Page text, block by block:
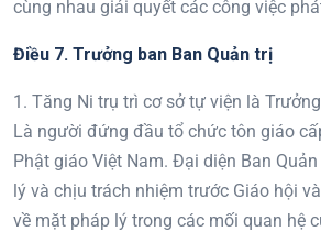
cùng nhau giải quyết các công việc
Điều 7. Trưởng ban Ban Quản trị
1. Tăng Ni trụ trì cơ sở tự viện là
Là người đứng đầu tổ chức tôn giáo
Phật giáo Việt Nam. Đại diện Ban
lý và chịu trách nhiệm trước Giáo hội
về mặt pháp lý trong các mối quan hệ